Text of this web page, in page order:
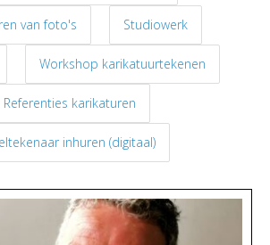
van foto's Studiowerk
Workshop karikatuurtekenen
Referenties karikaturen
inhuren (digitaal)